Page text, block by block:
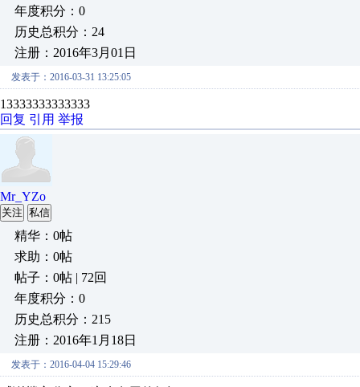
年度积分：0
历史总积分：24
注册：2016年3月01日
发表于：2016-03-31 13:25:05
13333333333333
回复 引用 举报
Mr_YZo
关注 私信
精华：0帖
求助：0帖
帖子：0帖 | 72回
年度积分：0
历史总积分：215
注册：2016年1月18日
发表于：2016-04-04 15:29:46